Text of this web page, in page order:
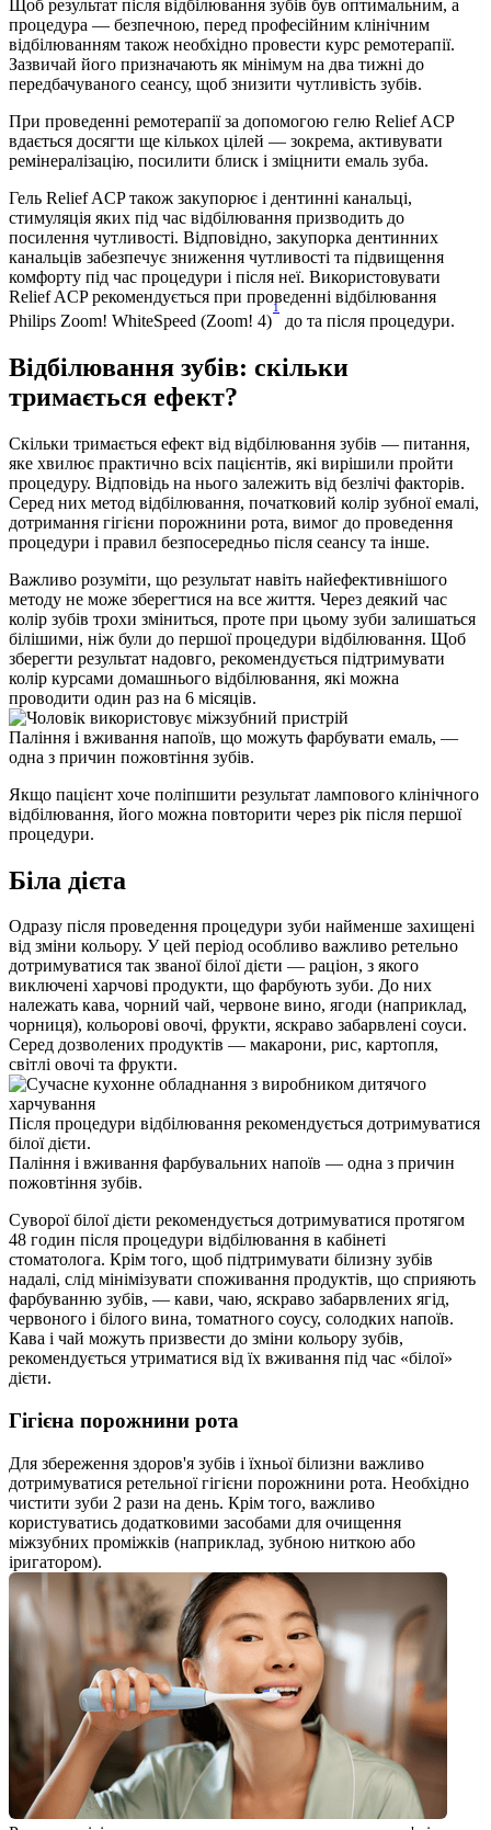
Щоб результат після відбілювання зубів був оптимальним, а
процедура — безпечною, перед професійним клінічним
відбілюванням також необхідно провести курс ремотерапії.
Зазвичай його призначають як мінімум на два тижні до
передбачуваного сеансу, щоб знизити чутливість зубів.
При проведенні ремотерапії за допомогою гелю Relief ACP
вдається досягти ще кількох цілей — зокрема, активувати
ремінералізацію, посилити блиск і зміцнити емаль зуба.
Гель Relief ACP також закупорює і дентинні канальці,
стимуляція яких під час відбілювання призводить до
посилення чутливості. Відповідно, закупорка дентинних
канальців забезпечує зниження чутливості та підвищення
комфорту під час процедури і після неї. Використовувати
Relief ACP рекомендується при проведенні відбілювання
Philips Zoom! WhiteSpeed ​​(Zoom! 4)
1
до та після процедури.
Відбілювання зубів: скільки
тримається ефект?
Скільки тримається ефект від відбілювання зубів — питання,
яке хвилює практично всіх пацієнтів, які вирішили пройти
процедуру. Відповідь на нього залежить від безлічі факторів.
Серед них метод відбілювання, початковий колір зубної емалі,
дотримання гігієни порожнини рота, вимог до проведення
процедури і правил безпосередньо після сеансу та інше.
Важливо розуміти, що результат навіть найефективнішого
методу не може зберегтися на все життя. Через деякий час
колір зубів трохи зміниться, проте при цьому зуби залишаться
білішими, ніж були до першої процедури відбілювання. Щоб
зберегти результат надовго, рекомендується підтримувати
колір курсами домашнього відбілювання, які можна
проводити один раз на 6 місяців.
Паління і вживання напоїв, що можуть фарбувати емаль, —
одна з причин пожовтіння зубів.
Якщо пацієнт хоче поліпшити результат лампового клінічного
відбілювання, його можна повторити через рік після першої
процедури.
Біла дієта
Одразу після проведення процедури зуби найменше захищені
від зміни кольору. У цей період особливо важливо ретельно
дотримуватися так званої білої дієти — раціон, з якого
виключені харчові продукти, що фарбують зуби. До них
належать кава, чорний чай, червоне вино, ягоди (наприклад,
чорниця), кольорові овочі, фрукти, яскраво забарвлені соуси.
Серед дозволених продуктів — макарони, рис, картопля,
світлі овочі та фрукти.
Після процедури відбілювання рекомендується дотримуватися
білої дієти.
Паління і вживання фарбувальних напоїв — одна з причин
пожовтіння зубів.
Суворої білої дієти рекомендується дотримуватися протягом
48 годин після процедури відбілювання в кабінеті
стоматолога. Крім того, щоб підтримувати білизну зубів
надалі, слід мінімізувати споживання продуктів, що сприяють
фарбуванню зубів, — кави, чаю, яскраво забарвлених ягід,
червоного і білого вина, томатного соусу, солодких напоїв.
Кава і чай можуть призвести до зміни кольору зубів,
рекомендується утриматися від їх вживання під час «білої»
дієти.
Гігієна порожнини рота
Для збереження здоров'я зубів і їхньої білизни важливо
дотримуватися ретельної гігієни порожнини рота. Необхідно
чистити зуби 2 рази на день. Крім того, важливо
користуватись додатковими засобами для очищення
міжзубних проміжків (наприклад, зубною ниткою або
іригатором).